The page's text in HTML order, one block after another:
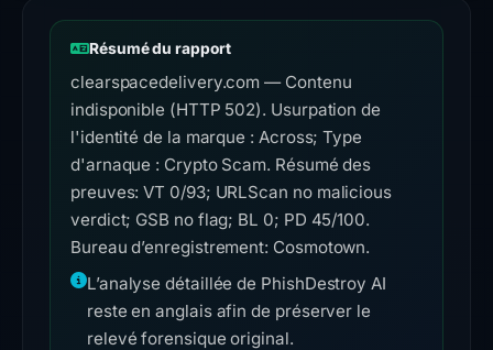
Résumé du rapport
clearspacedelivery.com — Contenu
indisponible (HTTP 502). Usurpation de
l'identité de la marque : Across; Type
d'arnaque : Crypto Scam. Résumé des
preuves: VT 0/93; URLScan no malicious
verdict; GSB no flag; BL 0; PD 45/100.
Bureau d’enregistrement: Cosmotown.
L’analyse détaillée de PhishDestroy AI
reste en anglais afin de préserver le
relevé forensique original.